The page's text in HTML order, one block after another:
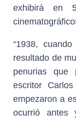
exhibirá en
“1938,
resultado de
penurias que
escritor
empezaron a
ocurrió antes